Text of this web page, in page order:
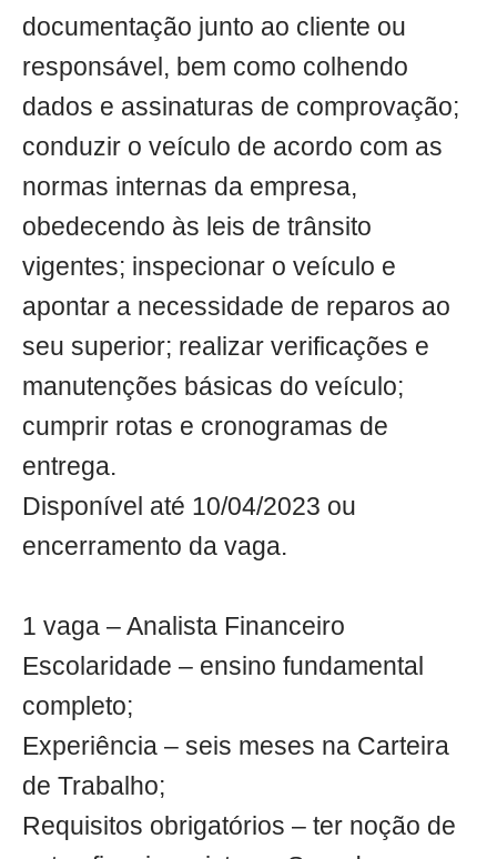
documentação junto ao cliente ou
responsável, bem como colhendo
dados e assinaturas de comprovação;
conduzir o veículo de acordo com as
normas internas da empresa,
obedecendo às leis de trânsito
vigentes; inspecionar o veículo e
apontar a necessidade de reparos ao
seu superior; realizar verificações e
manutenções básicas do veículo;
cumprir rotas e cronogramas de
entrega.
Disponível até 10/04/2023 ou
encerramento da vaga.
1 vaga – Analista Financeiro
Escolaridade – ensino fundamental
completo;
Experiência – seis meses na Carteira
de Trabalho;
Requisitos obrigatórios – ter noção de